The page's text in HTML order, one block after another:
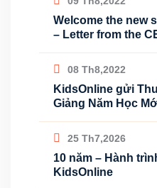
Welcome the new
– Letter from the
08 Th8,2022
KidsOnline gửi
Giảng Năm Học
25 Th7,2026
10 năm – Hành
KidsOnline